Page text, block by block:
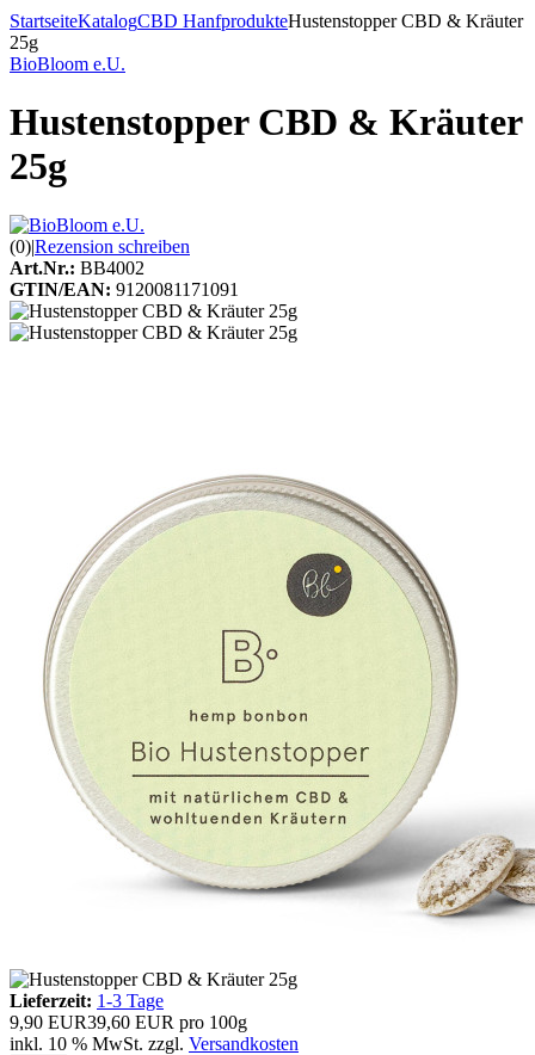
StartseiteKatalogCBD HanfprodukteHustenstopper CBD & Kräuter
25g
BioBloom e.U.
Hustenstopper CBD & Kräuter
25g
(0)|Rezension schreiben
Art.Nr.: BB4002
GTIN/EAN: 9120081171091
Lieferzeit: 1-3 Tage
9,90 EUR39,60 EUR pro 100g
inkl. 10 % MwSt. zzgl. Versandkosten